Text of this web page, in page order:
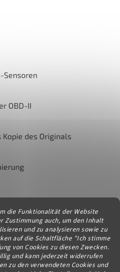
die Funktionalität der Website
Zustimmung auch, um den Inhalt
und zu analysieren sowie zu
auf die Schaltfläche "Ich stimme
von Cookies zu diesen Zwecken.
und kann jederzeit widerrufen
zu den verwendeten Cookies und
Sensoren
OBD-II
des Originals